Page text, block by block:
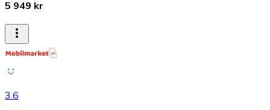
5 949 kr
3.6